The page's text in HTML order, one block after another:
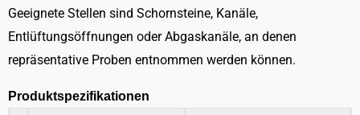
Geeignete Stellen sind Schornsteine, Kanäle,
Entlüftungsöffnungen oder Abgaskanäle, an denen
repräsentative Proben entnommen werden können.
Produktspezifikationen